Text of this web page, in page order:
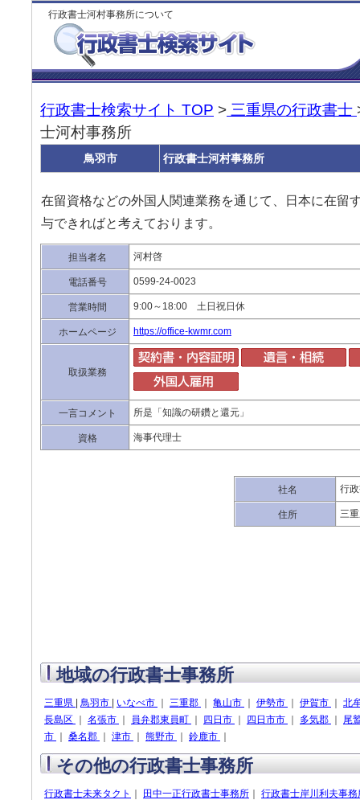
行政書士河村事務所について
行政書士検索サイト TOP > 三重県の行政書士
士河村事務所
鳥羽市 行政書士河村事務所
在留資格などの外国人関連業務を通じて、日本に在留
与できればと考えております。
担当者名 河村啓
電話番号 0599-24-0023
営業時間 9:00～18:00 土日祝日休
ホームページ https://office-kwmr.com
取扱業務
一言コメント 所是「知識の研鑽と還元」
資格 海事代理士
社名 行
住所 三
地域の行政書士事務所
三重県 鳥羽市 いなべ市 三重郡 亀山市 伊勢市 伊賀市
北
長島区
名張市 員弁郡東員町 四日市 四日市市 多気郡
尾
市
桑名郡 津市 熊野市 鈴鹿市
その他の行政書士事務所
行政書士未来タクト 田中一正行政書士事務所
行政書士岸川利夫事務